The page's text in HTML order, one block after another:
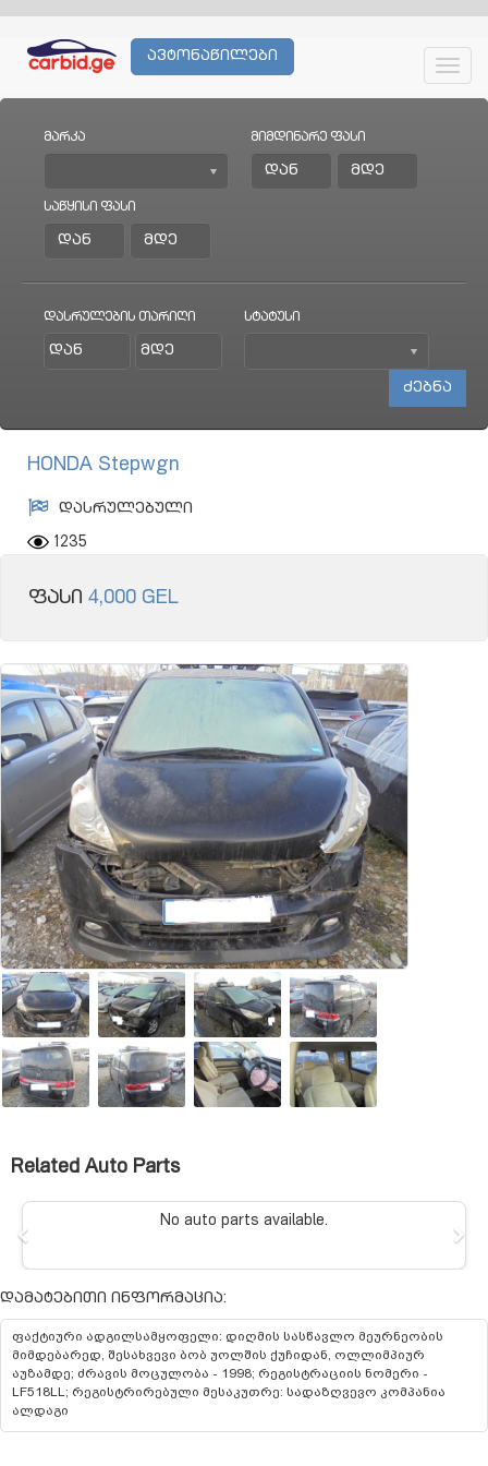
ავტონაწილები
მარკა მიმდინარე ფასი
საწყისი ფასი
დასრულების თარიღი სტატუსი
HONDA Stepwgn
დასრულებული
1235
ფასი 4,000 GEL
Related Auto Parts
No auto parts available.
Previous
დამატებითი ინფორმაცია:
ფაქტიური ადგილსამყოფელი: დიღმის სასწავლო მეურნეობის
მიმდებარედ, შესახვევი ბობ უოლშის ქუჩიდან, ოლლიმპიურ
აუზამდე; ძრავის მოცულობა - 1998; რეგისტრაციის ნომერი -
LF518LL; რეგისტრირებული მესაკუთრე: სადაზღვევო კომპანია
ალდაგი